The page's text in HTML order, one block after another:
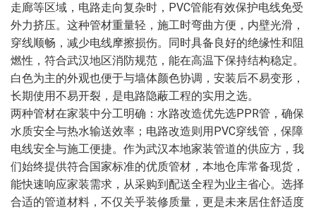
走廊等区域，电路走向复杂时，PVC管能有效保护电线免受
外力挤压。这种管材重量轻，施工时弯曲方便，内壁光滑，
穿线顺畅，减少电线摩擦损伤。同时具备良好的绝缘性和阻
燃性，符合武汉地区消防规范，能在高温下保持结构稳定。
白色为主的外观也便于与墙体颜色协调，安装后不易变形，
长期使用不易开裂，是电路隐蔽工程的实用之选。
两种管材在家装中分工明确：水路改造优先选PPR管，确保
水质安全与热水输送效率；电路改造则用PVC穿线管，保障
电线安全与施工便捷。作为武汉本地家装管道的供应方，我
们始终提供符合国家标准的优质管材，本地仓库常备现货，
能快速响应家装需求，从采购到配送全程为业主省心。选择
合适的管道材料，不仅关乎装修质量，更是未来居住舒适度